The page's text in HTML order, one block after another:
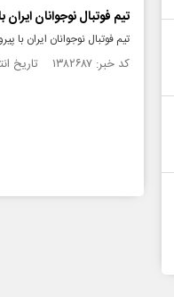
تیم فوتبال نوجوانان
تیم فوتبال نوجوانان ایران با
کد خبر: ۱۳۸۲۶۸۷ تاریخ انتشار : ۱۴۰۱/۰۷/۱۷